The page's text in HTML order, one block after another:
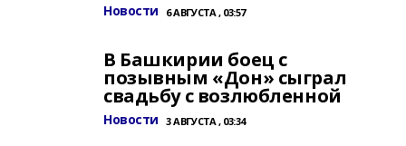
Новости 6 АВГУСТА , 03:57
В Башкирии боец с
позывным «Дон» сыграл
свадьбу с возлюбленной
Новости 3 АВГУСТА , 03:34